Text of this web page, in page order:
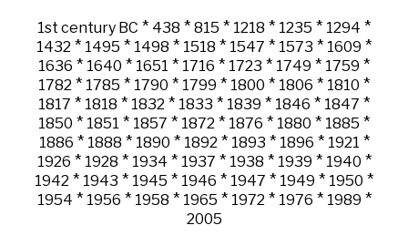
1st century BC * 438 * 815 * 1218 * 1235 * 1294 *
1432 * 1495 * 1498 * 1518 * 1547 * 1573 * 1609 *
1636 * 1640 * 1651 * 1716 * 1723 * 1749 * 1759 *
1782 * 1785 * 1790 * 1799 * 1800 * 1806 * 1810 *
1817 * 1818 * 1832 * 1833 * 1839 * 1846 * 1847 *
1850 * 1851 * 1857 * 1872 * 1876 * 1880 * 1885 *
1886 * 1888 * 1890 * 1892 * 1893 * 1896 * 1921 *
1926 * 1928 * 1934 * 1937 * 1938 * 1939 * 1940 *
1942 * 1943 * 1945 * 1946 * 1947 * 1949 * 1950 *
1954 * 1956 * 1958 * 1965 * 1972 * 1976 * 1989 *
2005